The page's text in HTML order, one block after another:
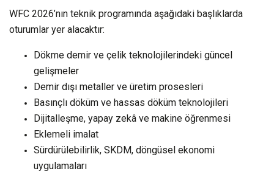
WFC 2026’nın teknik programında aşağıdaki başlıklarda
oturumlar yer alacaktır:
Dökme demir ve çelik teknolojilerindeki güncel
gelişmeler
Demir dışı metaller ve üretim prosesleri
Basınçlı döküm ve hassas döküm teknolojileri
Dijitalleşme, yapay zekâ ve makine öğrenmesi
Eklemeli imalat
Sürdürülebilirlik, SKDM, döngüsel ekonomi
uygulamaları